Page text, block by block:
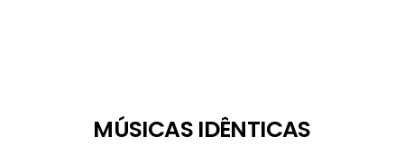
MÚSICAS IDÊNTICAS